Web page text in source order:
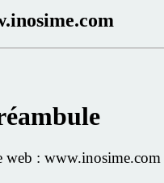
web : www.inosime.com